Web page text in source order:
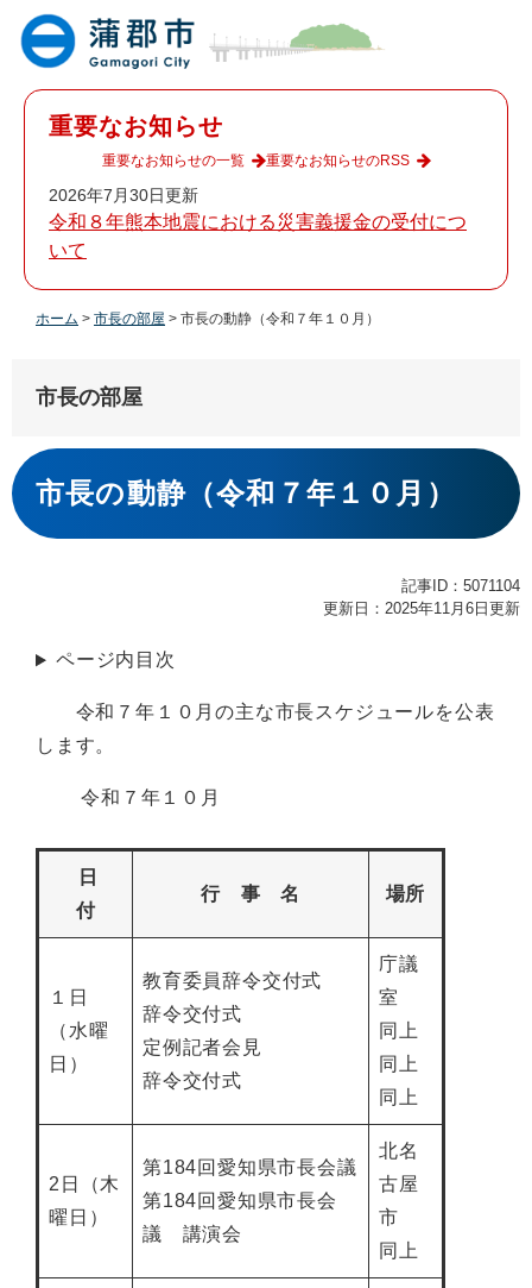
重要なお知らせ
2026年7月30日更新
令和８年熊本地震における災害義援金の受付につ
いて
重要なお知らせの一覧 重要なお知らせのRSS
ホーム > 市長の部屋 > 市長の動静（令和７年１０月）
市長の部屋
本
文
市長の動静（令和７年１０月）
記事ID：5071104
更新日：2025年11月6日更新
ページ内目次
令和７年１０月の主な市長スケジュールを公表
します。
日
付
行 事 名 場所
令和７年１０月
１日
（水曜
日）
教育委員辞令交付式
辞令交付式
定例記者会見
辞令交付式
庁議
室
同上
同上
同上
2日（木
曜日）
第184回愛知県市長会議
第184回愛知県市長会
議 講演会
北名
古屋
市
同上